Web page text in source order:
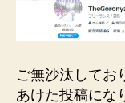
ご無沙汰してお
あけた投稿にな